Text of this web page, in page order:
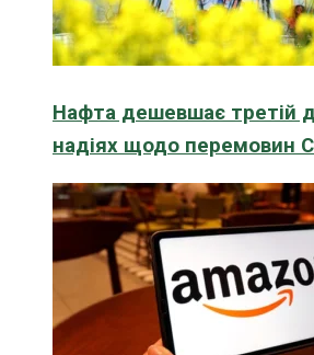
Нафта дешевшає третій
надіях щодо перемовин